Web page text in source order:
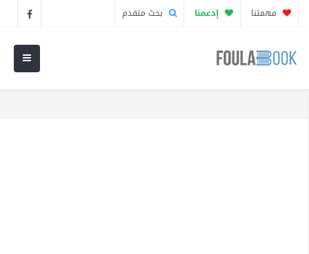
مهمتنا إدعمنا بحث متقدم